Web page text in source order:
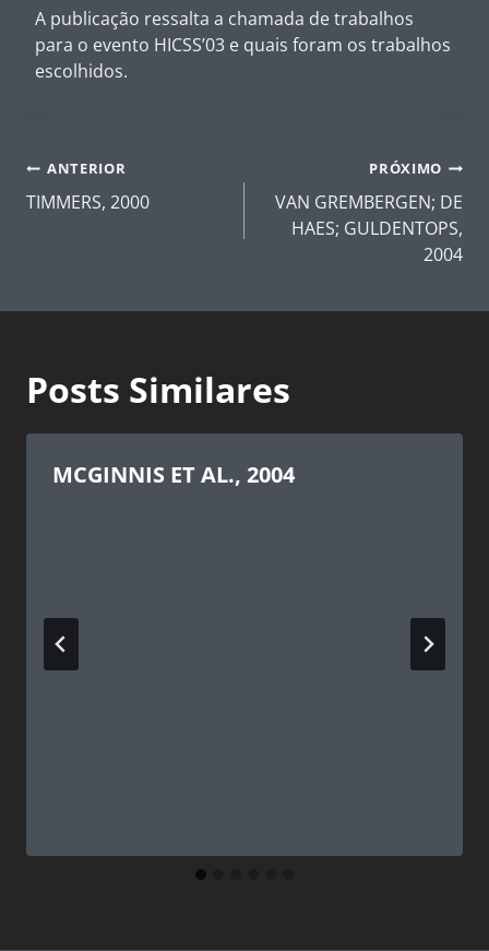
A publicação ressalta a chamada de trabalhos
para o evento HICSS’03 e quais foram os trabalhos
escolhidos.
Navegação
de
ANTERIOR
TIMMERS, 2000
PRÓXIMO
VAN GREMBERGEN; DE
HAES; GULDENTOPS,
2004
Posts Similares
MCGINNIS ET AL., 2004